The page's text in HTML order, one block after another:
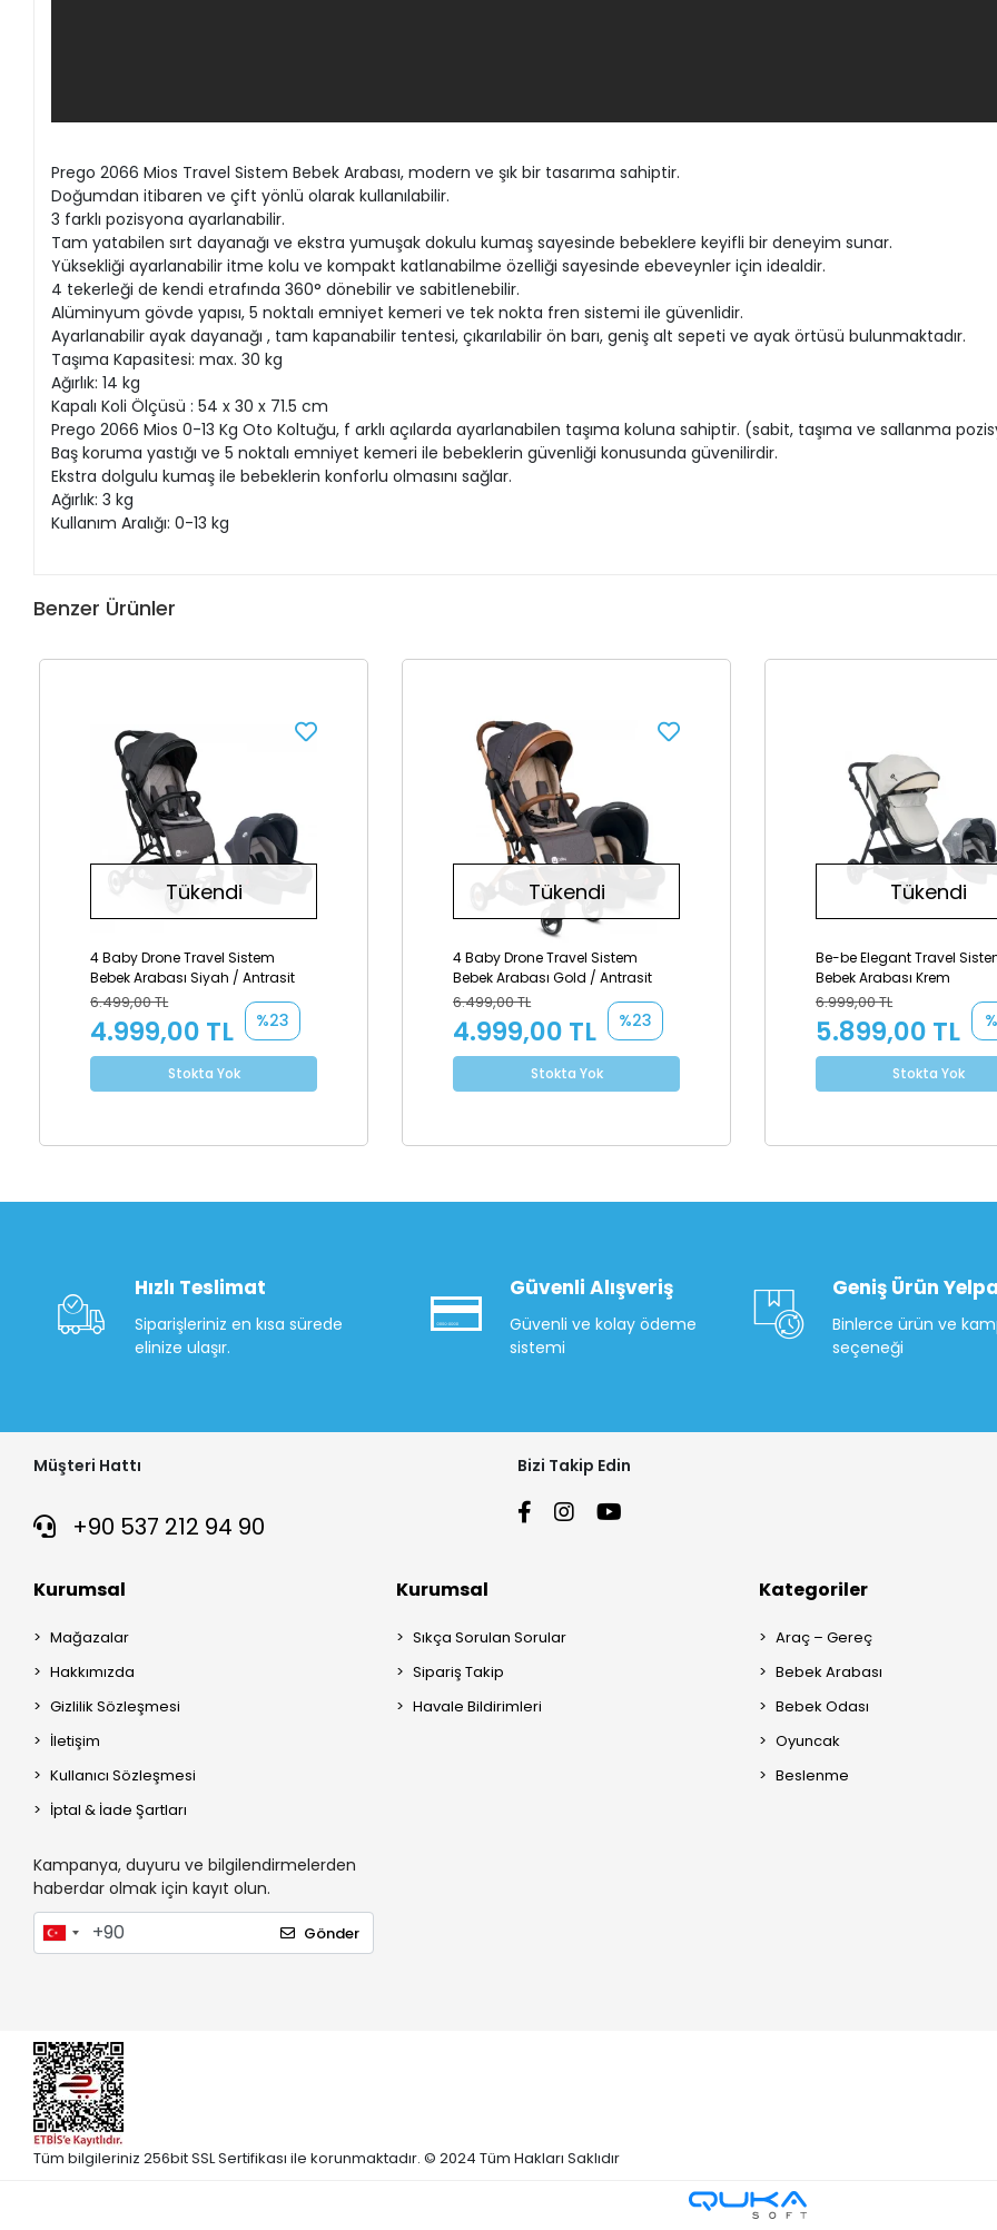
Prego 2066 Mios Travel Sistem Bebek Arabası, modern ve şık bir tasarıma sahiptir.
Doğumdan itibaren ve çift yönlü olarak kullanılabilir.
3 farklı pozisyona ayarlanabilir.
Tam yatabilen sırt dayanağı ve ekstra yumuşak dokulu kumaş sayesinde bebeklere keyifli bir deneyim sunar.
Yüksekliği ayarlanabilir itme kolu ve kompakt katlanabilme özelliği sayesinde ebeveynler için idealdir.
4 tekerleği de kendi etrafında 360° dönebilir ve sabitlenebilir.
Alüminyum gövde yapısı, 5 noktalı emniyet kemeri ve tek nokta fren sistemi ile güvenlidir.
Ayarlanabilir ayak dayanağı , tam kapanabilir tentesi, çıkarılabilir ön barı, geniş alt sepeti ve ayak örtüsü bulunmaktadır.
Taşıma Kapasitesi: max. 30 kg
Ağırlık: 14 kg
Kapalı Koli Ölçüsü : 54 x 30 x 71.5 cm
Prego 2066 Mios 0-13 Kg Oto Koltuğu, f arklı açılarda ayarlanabilen taşıma koluna sahiptir. (sabit, taşıma ve sallanma
Baş koruma yastığı ve 5 noktalı emniyet kemeri ile bebeklerin güvenliği konusunda güvenilirdir.
Ekstra dolgulu kumaş ile bebeklerin konforlu olmasını sağlar.
Ağırlık: 3 kg
Kullanım Aralığı: 0-13 kg
Benzer Ürünler
Tükendi
4 Baby Drone Travel Sistem
Bebek Arabası Siyah / Antrasit
6.499,00 TL
4.999,00 TL %23
Stokta Yok
Tükendi
4 Baby Drone Travel Sistem
Bebek Arabası Gold / Antrasit
6.499,00 TL
4.999,00 TL %23
Stokta Yok
Tükendi
Be-be Elegant Travel
Bebek Arabası Krem
6.999,00 TL
5.899,00 TL
Stokta Yok
Hızlı Teslimat
Siparişleriniz en kısa sürede
elinize ulaşır.
Güvenli Alışveriş
Güvenli ve kolay ödeme
sistemi
Geniş Ürün
Binlerce ürün ve
seçeneği
Müşteri Hattı
+90 537 212 94 90
Bizi Takip Edin
Kurumsal
Mağazalar
Hakkımızda
Gizlilik Sözleşmesi
İletişim
Kullanıcı Sözleşmesi
İptal & İade Şartları
Kampanya, duyuru ve bilgilendirmelerden
haberdar olmak için kayıt olun.
Gönder
Kurumsal
Sıkça Sorulan Sorular
Sipariş Takip
Havale Bildirimleri
Kategoriler
Araç – Gereç
Bebek Arabası
Bebek Odası
Oyuncak
Beslenme
Tüm bilgileriniz 256bit SSL Sertifikası ile korunmaktadır. © 2024 Tüm Hakları Saklıdır